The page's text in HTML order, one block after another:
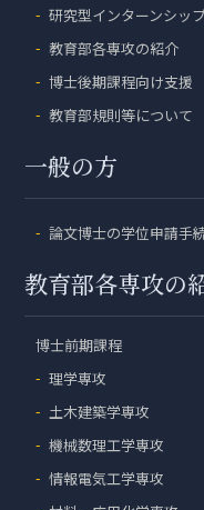
研究型インターンシッ
教育部各専攻の紹介
博士後期課程向け支援
教育部規則等について
一般の方
論文博士の学位申請手
教育部各専攻の
博士前期課程
理学専攻
土木建築学専攻
機械数理工学専攻
情報電気工学専攻